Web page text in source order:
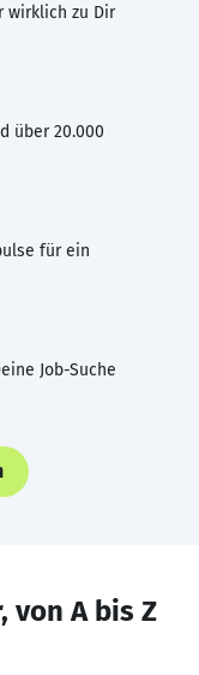
wirklich zu Dir
über 20.000
für ein
Job-Suche
von A bis Z